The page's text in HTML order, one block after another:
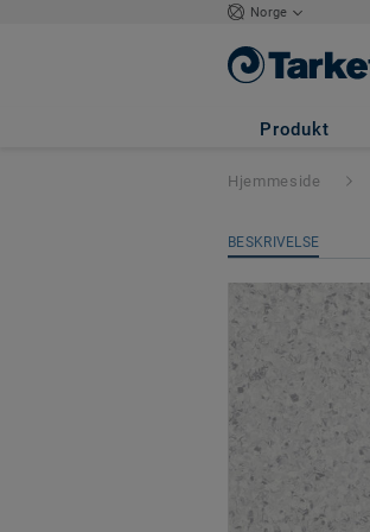
Norge
Produkt
Eclipse
Hjemmeside
BESKRIVELSE